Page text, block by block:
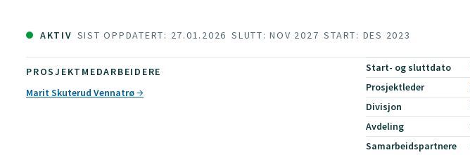
AKTIV SIST OPPDATERT: 27.01.2026 SLUTT: NOV 2027 START: DES 2023
PROSJEKTMEDARBEIDERE
Marit Skuterud Vennatrø
Start- og sluttdato
Prosjektleder
Divisjon
Avdeling
Samarbeidspartnere